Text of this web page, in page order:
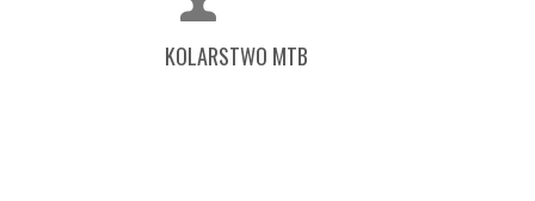
KOLARSTWO MTB